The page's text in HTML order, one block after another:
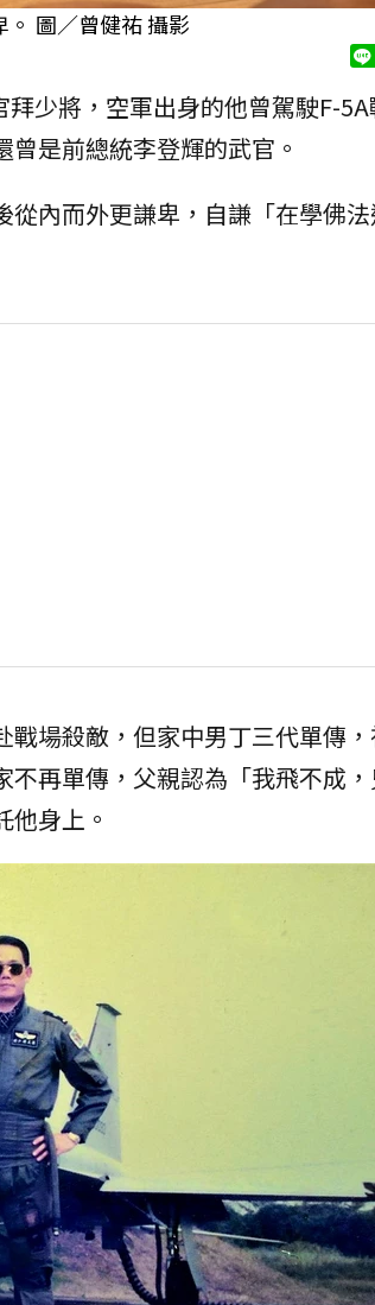
圖／曾健祐 攝影
少將，空軍出身的他曾駕駛F-5A
是前總統李登輝的武官。
內而外更謙卑，自謙「在學佛
場殺敵，但家中男丁三代單傳
再單傳，父親認為「我飛不成
身上。